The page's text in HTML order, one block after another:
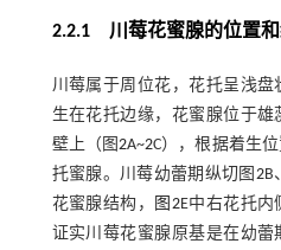
2.2.1 川莓花蜜腺的位置
川莓属于周位花，花托呈浅
生在花托边缘，花蜜腺位于
壁上（图2A~2C），根据着生
托蜜腺。川莓幼蕾期纵切图 2B
花蜜腺结构，
图2E中右花托内
证实川莓花蜜腺原基是在幼